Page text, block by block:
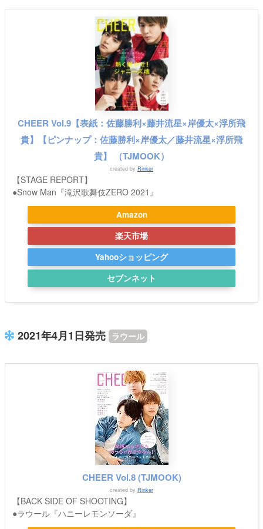
CHEER Vol.9【表紙：佐藤勝利×藤井流星×岸優太×浮所飛
貴】【ピンナップ：佐藤勝利×岸優太／藤井流星×浮所飛
貴】 （TJMOOK）
created by Rinker
【STAGE REPORT】
●Snow Man『滝沢歌舞伎ZERO 2021』
Amazon
楽天市場
Yahooショッピング
セブンネット
2021年4月1日発売 ラウール
CHEER Vol.8 (TJMOOK)
created by Rinker
【BACK SIDE OF SHOOTING】
●ラウール『ハニーレモンソーダ』